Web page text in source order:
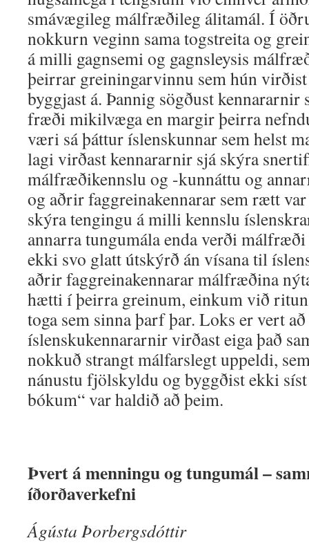
smávægileg málfræðileg álitamál. Í
nokkurn veginn sama togstreita og
á milli gagnsemi og gagnsleysis
þeirrar greiningarvinnu sem hún
byggjast á. Þannig sögðust
fræði mikilvæga en margir þeirra
væri sá þáttur íslenskunnar sem helst
lagi virðast kennararnir sjá skýra
málfræðikennslu og -kunnáttu og
og aðrir faggreinakennarar sem rætt
skýra tengingu á milli kennslu
annarra tungumála enda verði
ekki svo glatt útskýrð án vísana til
aðrir faggreinakennarar málfræðina
hætti í þeirra greinum, einkum við
toga sem sinna þarf þar. Loks er vert
íslenskukennararnir virðast eiga það
nokkuð strangt málfarslegt uppeldi,
nánustu fjölskyldu og byggðist ekki
bókum“ var haldið að þeim.
Þvert á menningu og tungumál –
íðorðaverkefni
Ágústa Þorbergsdóttir